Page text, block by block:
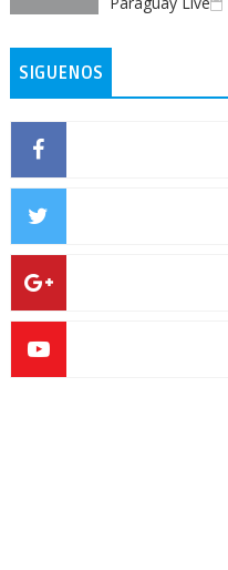
SIGUENOS